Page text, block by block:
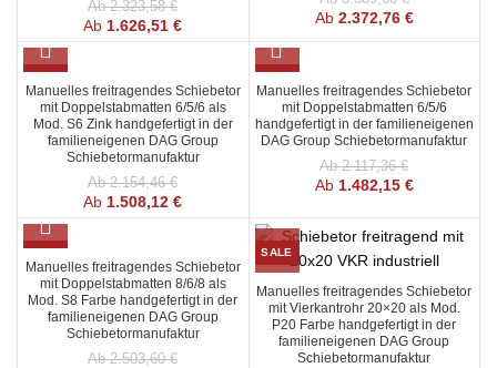
Ab2.323,58€
Ab 1.626,51€ Ab 2.372,76 €
SALE
Manuelles freitragendes Schiebetor
mit Doppelstabmatten 6/5/6 als
Mod. S6 Zink handgefertigt in der
familieneigenen DAG Group
Schiebetormanufaktur
Ab2.154,46€
Ab 1.508,12€
SALE
Manuelles freitragendes Schiebetor
mit Doppelstabmatten 6/5/6
handgefertigt in der familieneigenen
DAG Group Schiebetormanufaktur
Ab2.117,36€
Ab 1.482,15 €
SALE
Manuelles freitragendes Schiebetor
mit Doppelstabmatten 8/6/8 als
Mod. S8 Farbe handgefertigt in der
familieneigenen DAG Group
Schiebetormanufaktur
Ab2.503,60€
SALE
Manuelles freitragendes Schiebetor
mit Vierkantrohr 20×20 als Mod.
P20 Farbe handgefertigt in der
familieneigenen DAG Group
Schiebetormanufaktur